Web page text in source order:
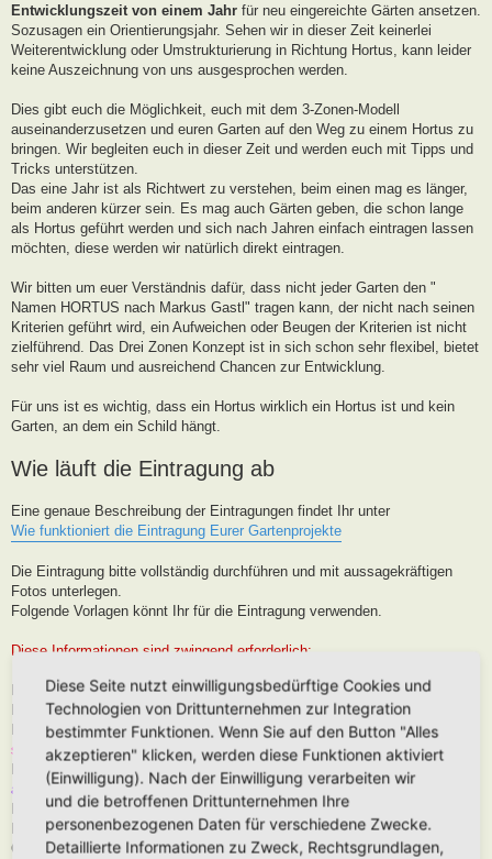
Entwicklungszeit von einem Jahr für neu eingereichte Gärten ansetzen.
Sozusagen ein Orientierungsjahr. Sehen wir in dieser Zeit keinerlei
Weiterentwicklung oder Umstrukturierung in Richtung Hortus, kann leider
keine Auszeichnung von uns ausgesprochen werden.
Dies gibt euch die Möglichkeit, euch mit dem 3-Zonen-Modell
auseinanderzusetzen und euren Garten auf den Weg zu einem Hortus zu
bringen. Wir begleiten euch in dieser Zeit und werden euch mit Tipps und
Tricks unterstützen.
Das eine Jahr ist als Richtwert zu verstehen, beim einen mag es länger,
beim anderen kürzer sein. Es mag auch Gärten geben, die schon lange
als Hortus geführt werden und sich nach Jahren einfach eintragen lassen
möchten, diese werden wir natürlich direkt eintragen.
Wir bitten um euer Verständnis dafür, dass nicht jeder Garten den "
Namen HORTUS nach Markus Gastl" tragen kann, der nicht nach seinen
Kriterien geführt wird, ein Aufweichen oder Beugen der Kriterien ist nicht
zielführend. Das Drei Zonen Konzept ist in sich schon sehr flexibel, bietet
sehr viel Raum und ausreichend Chancen zur Entwicklung.
Für uns ist es wichtig, dass ein Hortus wirklich ein Hortus ist und kein
Garten, an dem ein Schild hängt.
Wie läuft die Eintragung ab
Eine genaue Beschreibung der Eintragungen findet Ihr unter
Wie funktioniert die Eintragung Eurer Gartenprojekte
Die Eintragung bitte vollständig durchführen und mit aussagekräftigen
Fotos unterlegen.
Folgende Vorlagen könnt Ihr für die Eintragung verwenden.
Diese Informationen sind zwingend erforderlich:
Hortus-Name:
Bedeutung des Hortus-Namens:
Dein Name:(Muss kein Realnamen sein, kann auch Euer Forenname
sein)
Postleitzahl (oder franz. Region):Brauche ich für die Karteneintrag, wird
aber nur in der Nähe, niemals Punktgenau platziert
Hortus-Ort:wie PLZ
Hortus-Land:
Größe in m2:
Diese Seite nutzt einwilligungsbedürftige Cookies und
Technologien von Drittunternehmen zur Integration
bestimmter Funktionen. Wenn Sie auf den Button "Alles
akzeptieren" klicken, werden diese Funktionen aktiviert
(Einwilligung). Nach der Einwilligung verarbeiten wir
und die betroffenen Drittunternehmen Ihre
personenbezogenen Daten für verschiedene Zwecke.
Detaillierte Informationen zu Zweck, Rechtsgrundlagen,